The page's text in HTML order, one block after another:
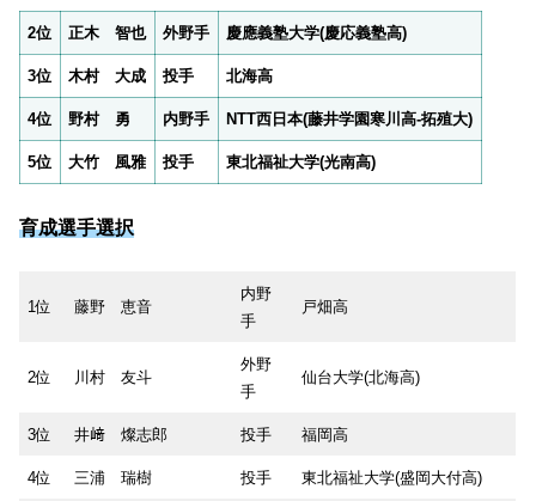
2位 正木 智也 外野手 慶應義塾大学(慶応義塾高)
3位 木村 大成 投手 北海高
4位 野村 勇 内野手 NTT西日本(藤井学園寒川高-拓殖大)
5位 大竹 風雅 投手 東北福祉大学(光南高)
育成選手選択
1位 藤野 恵音
内野
手
戸畑高
2位 川村 友斗
外野
手
仙台大学(北海高)
3位 井﨑 燦志郎 投手 福岡高
4位 三浦 瑞樹 投手 東北福祉大学(盛岡大付高)